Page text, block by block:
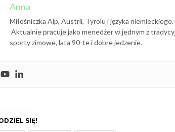
Anna
Miłośniczka Alp, Austrii, Tyrolu i języka
Aktualnie pracuje jako menedżer w jednym z
sporty zimowe, lata 90-te i dobre jedzenie.
SIĘ!